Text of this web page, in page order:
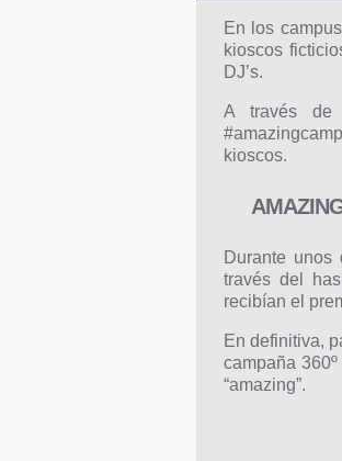
En los
kioscos
DJ’s.
A través de
kioscos.
Durante unos
través del
recibían el
En definitiva,
campaña
“amazing”.